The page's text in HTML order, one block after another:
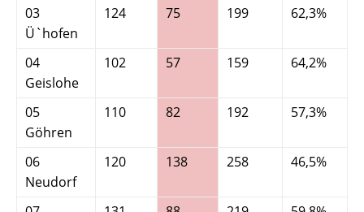
03
Ü`hofen
124 75 199 62,3%
04
Geislohe
102 57 159 64,2%
05
Göhren
110 82 192 57,3%
06
Neudorf
120 138 258 46,5%